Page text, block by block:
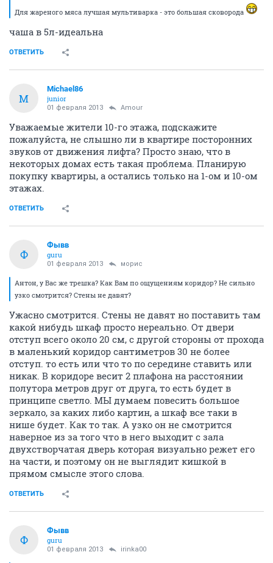
Для жареного мяса лучшая мультиварка - это большая сковорода
чаша в 5л-идеальна
ОТВЕТИТЬ
M
Michael86
junior
01 февраля 2013 Аmоur
Уважаемые жители 10-го этажа, подскажите
пожалуйста, не слышно ли в квартире посторонних
звуков от движения лифта? Просто знаю, что в
некоторых домах есть такая проблема. Планирую
покупку квартиры, а остались только на 1-ом и 10-ом
этажах.
ОТВЕТИТЬ
Ф
Фывв
guru
01 февраля 2013 морис
Антон, у Вас же трешка? Как Вам по ощущениям коридор? Не сильно
узко смотрится? Стены не давят?
Ужасно смотрится. Стены не давят но поставить там
какой нибудь шкаф просто нереально. От двери
отступ всего около 20 см, с другой стороны от прохода
в маленький коридор сантиметров 30 не более
отступ. то есть или что то по середине ставить или
никак. В коридоре весит 2 плафона на расстоянии
полутора метров друг от друга, то есть будет в
принципе светло. МЫ думаем повесить большое
зеркало, за каких либо картин, а шкаф все таки в
нише будет. Как то так. А узко он не смотрится
наверное из за того что в него выходит с зала
двухстворчатая дверь которая визуально режет его
на части, и поэтому он не выглядит кишкой в
прямом смысле этого слова.
ОТВЕТИТЬ
Ф
Фывв
guru
01 февраля 2013 irinka00